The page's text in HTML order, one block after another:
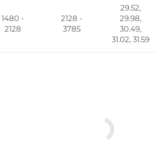
1480 -
2128
2128 -
3785
29.52,
29.98,
30.49,
31.02, 31.59